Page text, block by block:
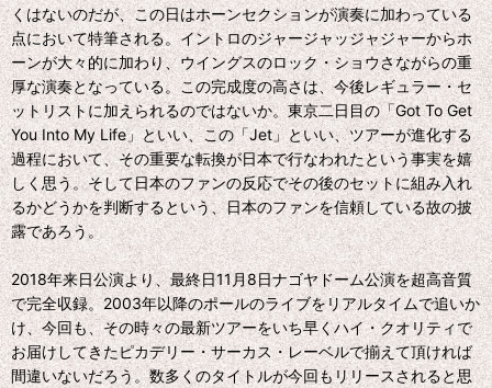
くはないのだが、この日はホーンセクションが演奏に加わっている
点において特筆される。イントロのジャージャッジャジャーからホ
ーンが大々的に加わり、ウイングスのロック・ショウさながらの重
厚な演奏となっている。この完成度の高さは、今後レギュラー・セ
ットリストに加えられるのではないか。東京二日目の「Got To Get
You Into My Life」といい、この「Jet」といい、ツアーが進化する
過程において、その重要な転換が日本で行なわれたという事実を嬉
しく思う。そして日本のファンの反応でその後のセットに組み入れ
るかどうかを判断するという、日本のファンを信頼している故の披
露であろう。
2018年来日公演より、最終日11月8日ナゴヤドーム公演を超高音質
で完全収録。2003年以降のポールのライブをリアルタイムで追いか
け、今回も、その時々の最新ツアーをいち早くハイ・クオリティで
お届けしてきたピカデリー・サーカス・レーベルで揃えて頂ければ
間違いないだろう。数多くのタイトルが今回もリリースされると思